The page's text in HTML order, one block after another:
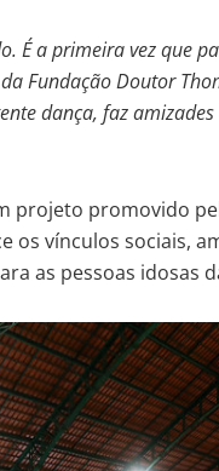
É a primeira vez que
Fundação Doutor
dança, faz
projeto promovido
os vínculos sociais,
as pessoas idosas